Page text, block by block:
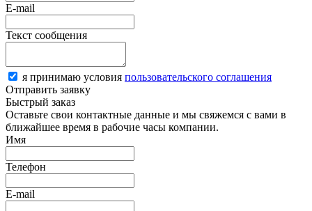
E-mail
Текст сообщения
я принимаю условия пользовательского соглашения
Отправить заявку
Быстрый заказ
Оставьте свои контактные данные и мы свяжемся с вами в
ближайшее время в рабочие часы компании.
Имя
Телефон
E-mail